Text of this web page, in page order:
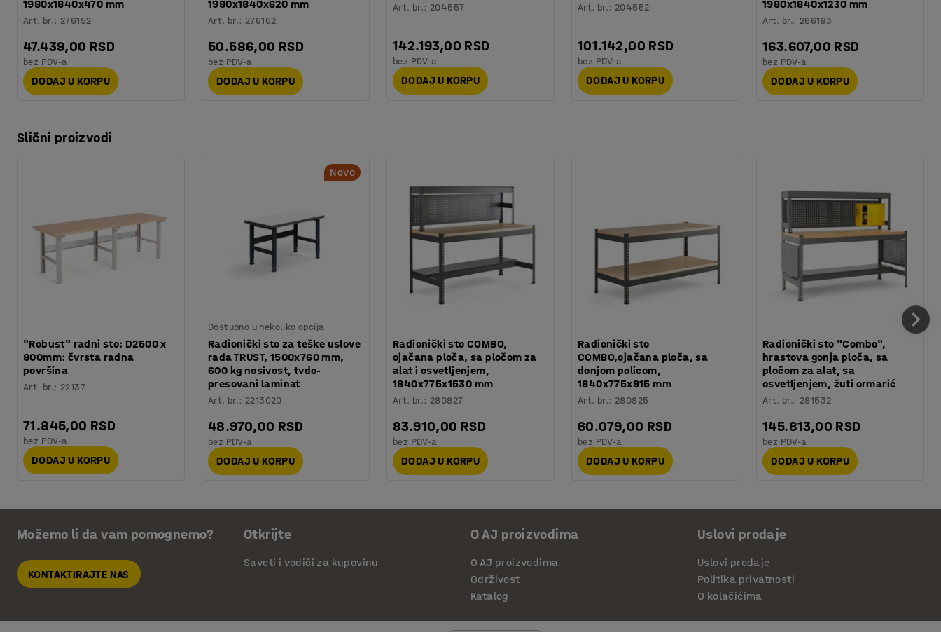
1980x1840x470 mm
Art. br.: 276152
47.439,00 RSD
bez PDV-a
DODAJ U KORPU
1980x1840x620 mm
Art. br.: 276162
50.586,00 RSD
bez PDV-a
DODAJ U KORPU
Art. br.: 204557
142.193,00 RSD
bez PDV-a
DODAJ U KORPU
Art. br.: 204552
101.142,00 RSD
bez PDV-a
DODAJ U KORPU
1980x1840x1230 mm
Art. br.: 266193
163.607,00 RSD
bez PDV-a
DODAJ U KORPU
Slični proizvodi
"Robust" radni sto: D2500 x
800mm: čvrsta radna
površina
Art. br.: 22137
71.845,00 RSD
bez PDV-a
DODAJ U KORPU
Novo
Dostupno u nekoliko opcija
Radionički sto za teške uslove
rada TRUST, 1500x760 mm,
600 kg nosivost, tvdo-
presovani laminat
Art. br.: 2213020
48.970,00 RSD
bez PDV-a
DODAJ U KORPU
Radionički sto COMBO,
ojačana ploča, sa pločom za
alat i osvetljenjem,
1840x775x1530 mm
Art. br.: 280827
83.910,00 RSD
bez PDV-a
DODAJ U KORPU
Radionički sto
COMBO,ojačana ploča, sa
donjom policom,
1840x775x915 mm
Art. br.: 280825
60.079,00 RSD
bez PDV-a
DODAJ U KORPU
Radionički sto "Combo",
hrastova gonja ploča, sa
pločom za alat, sa
osvetljenjem, žuti ormarić
Art. br.: 281532
145.813,00 RSD
bez PDV-a
DODAJ U KORPU
Možemo li da vam pomognemo?
KONTAKTIRAJTE NAS
Otkrijte
Saveti i vodiči za kupovinu
O AJ proizvodima
O AJ proizvodima
Održivost
Katalog
Uslovi prodaje
Uslovi prodaje
Politika privatnosti
O kolačićima